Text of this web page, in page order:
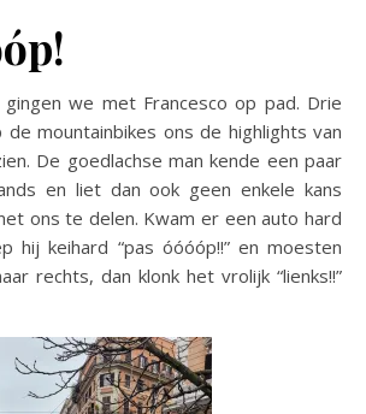
we met Francesco op pad. Drie
mountainbikes ons de highlights van
De goedlachse man kende een paar
en liet dan ook geen enkele kans
ons te delen. Kwam er een auto hard
hij keihard “pas óóóóp!!” en moesten
rechts, dan klonk het vrolijk “lienks!!”